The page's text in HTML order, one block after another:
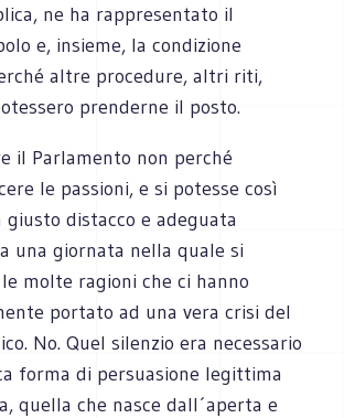
ne ha rappresentato il
e, insieme, la condizione
altre procedure, altri riti,
prenderne il posto.
il Parlamento non perché
le passioni, e si potesse così
giusto distacco e adeguata
una giornata nella quale si
molte ragioni che ci hanno
portato ad una vera crisi del
No. Quel silenzio era necessario
forma di persuasione legittima
quella che nasce dall´aperta e